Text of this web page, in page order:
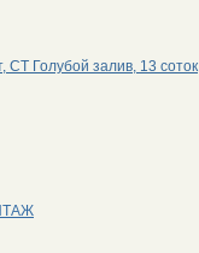
СТ Голубой залив, 13 соток